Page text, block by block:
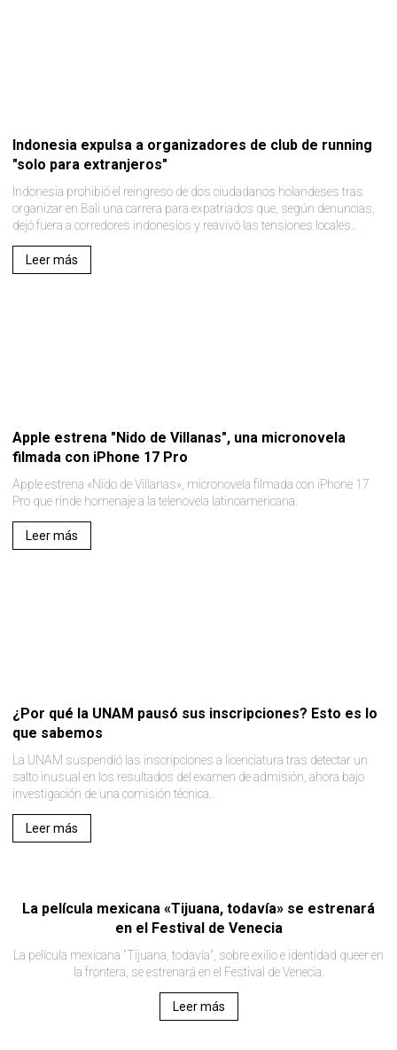
Indonesia expulsa a organizadores de club de running
"solo para extranjeros"
Indonesia prohibió el reingreso de dos ciudadanos holandeses tras
organizar en Bali una carrera para expatriados que, según denuncias,
dejó fuera a corredores indonesios y reavivó las tensiones locales..
Leer más
Apple estrena "Nido de Villanas", una micronovela
filmada con iPhone 17 Pro
Apple estrena «Nido de Villanas», micronovela filmada con iPhone 17
Pro que rinde homenaje a la telenovela latinoamericana.
Leer más
¿Por qué la UNAM pausó sus inscripciones? Esto es lo
que sabemos
La UNAM suspendió las inscripciones a licenciatura tras detectar un
salto inusual en los resultados del examen de admisión, ahora bajo
investigación de una comisión técnica..
Leer más
La película mexicana «Tijuana, todavía» se estrenará
en el Festival de Venecia
La película mexicana "Tijuana, todavía", sobre exilio e identidad queer en
la frontera, se estrenará en el Festival de Venecia.
Leer más